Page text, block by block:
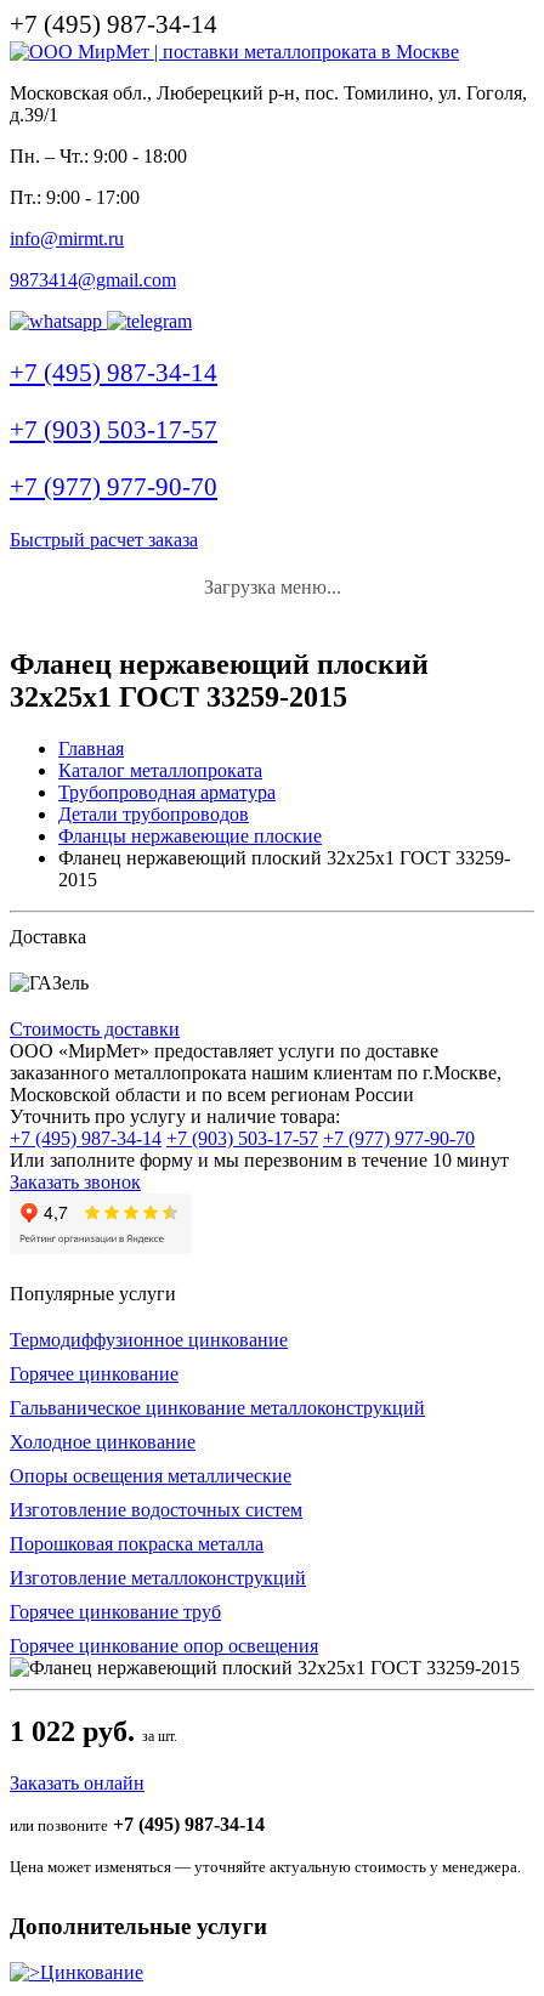
+7 (495) 987-34-14
Московская обл., Люберецкий р-н, пос. Томилино, ул. Гоголя,
д.39/1
Пн. – Чт.: 9:00 - 18:00
Пт.: 9:00 - 17:00
info@mirmt.ru
9873414@gmail.com
+7 (495) 987-34-14
+7 (903) 503-17-57
+7 (977) 977-90-70
Быстрый расчет заказа
Загрузка меню...
Фланец нержавеющий плоский
32x25x1 ГОСТ 33259-2015
Главная
Каталог металлопроката
Трубопроводная арматура
Детали трубопроводов
Фланцы нержавеющие плоские
Фланец нержавеющий плоский 32x25x1 ГОСТ 33259-
2015
Доставка
Стоимость доставки
ООО «МирМет» предоставляет услуги по доставке
заказанного металлопроката нашим клиентам по г.Москве,
Московской области и по всем регионам России
Уточнить про услугу и наличие товара:
+7 (495) 987-34-14 +7 (903) 503-17-57 +7 (977) 977-90-70
Или заполните форму и мы перезвоним в течение 10 минут
Заказать звонок
Популярные услуги
Термодиффузионное цинкование
Горячее цинкование
Гальваническое цинкование металлоконструкций
Холодное цинкование
Опоры освещения металлические
Изготовление водосточных систем
Порошковая покраска металла
Изготовление металлоконструкций
Горячее цинкование труб
Горячее цинкование опор освещения
1 022 руб. за шт.
Заказать онлайн
или позвоните +7 (495) 987-34-14
Цена может изменяться — уточняйте актуальную стоимость у менеджера.
Дополнительные услуги